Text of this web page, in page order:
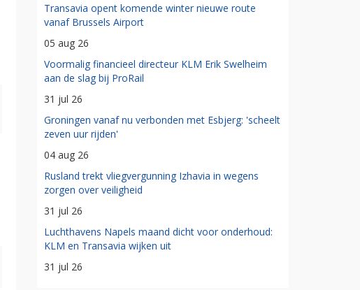
Transavia opent komende winter nieuwe route
vanaf Brussels Airport
05 aug 26
Voormalig financieel directeur KLM Erik Swelheim
aan de slag bij ProRail
31 jul 26
Groningen vanaf nu verbonden met Esbjerg: 'scheelt
zeven uur rijden'
04 aug 26
Rusland trekt vliegvergunning Izhavia in wegens
zorgen over veiligheid
31 jul 26
Luchthavens Napels maand dicht voor onderhoud:
KLM en Transavia wijken uit
31 jul 26